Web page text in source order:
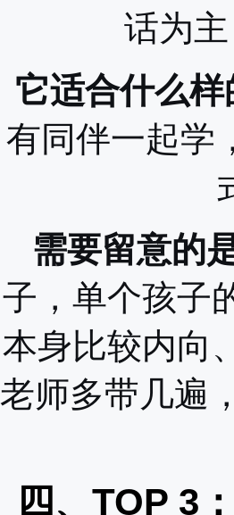
话为
它适合什么
有同伴一起学
需要留意的
子，单个孩子
本身比较内向
老师多带几遍
四、TOP 3